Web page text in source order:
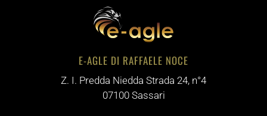
E-AGLE DI RAFFAELE NOCE
Z. I. Predda Niedda Strada 24, n°4
07100 Sassari